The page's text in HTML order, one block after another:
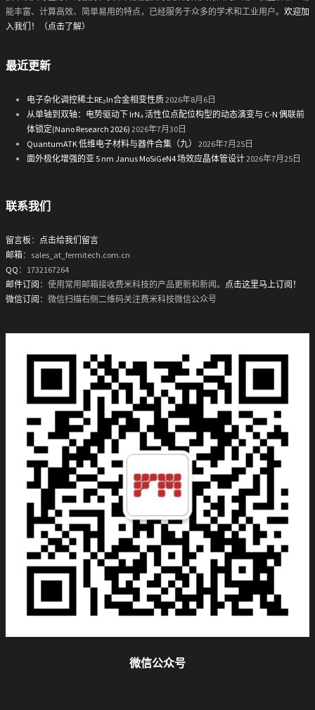
能丰富、计算高效、简单易用的特点，已经服务于众多的学术和工业用户。 欢迎加
入我们！（点击了解）
最近更新
电子杂化调控稀土RE₂In合金相变性质2026年8月6日
从单轴到双轴：电势驱动下 IrN₄ 活性位点配位构型的动态演变与 C-N 偶联前
体锁定(Nano Research 2026) 2026年7月30日
QuantumATK 低维电子材料与器件合集（九）
2026年7月25日
面外极化增强的亚 5 nm Janus MoSiGeN4 场效应晶体管设计2026年7月25日
联系我们
留言板 ： 点击给我们留言
邮箱：sales_at_fermitech.com.cn
QQ ：1732167264
邮件订阅 ：使用常用邮箱接收费米科技的产品更新和新闻。 点击这里马上订阅！
微信订阅 ：微信扫描右侧二维码关注费米科技微信公众号
微信公众号